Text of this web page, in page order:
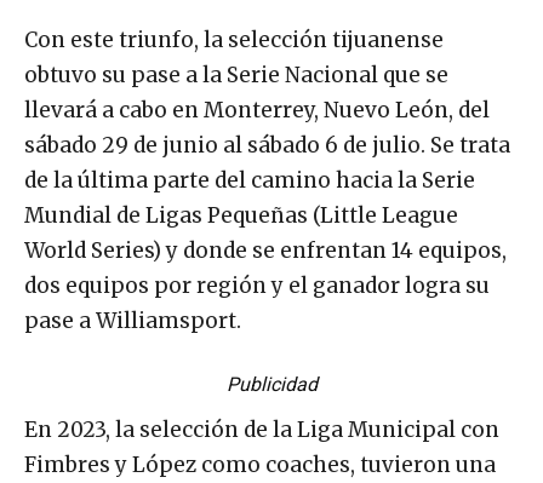
Con este triunfo, la selección tijuanense
obtuvo su pase a la Serie Nacional que se
llevará a cabo en Monterrey, Nuevo León, del
sábado 29 de junio al sábado 6 de julio. Se trata
de la última parte del camino hacia la Serie
Mundial de Ligas Pequeñas (Little League
World Series) y donde se enfrentan 14 equipos,
dos equipos por región y el ganador logra su
pase a Williamsport.
Publicidad
En 2023, la selección de la Liga Municipal con
Fimbres y López como coaches, tuvieron una